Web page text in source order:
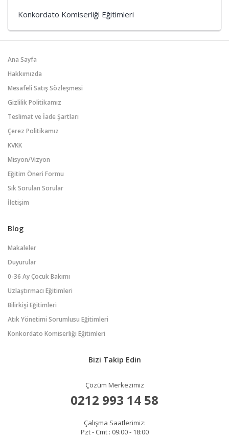
Konkordato Komiserliği Eğitimleri
Ana Sayfa
Hakkımızda
Mesafeli Satış Sözleşmesi
Gizlilik Politikamız
Teslimat ve İade Şartları
Çerez Politikamız
KVKK
Misyon/Vizyon
Eğitim Öneri Formu
Sık Sorulan Sorular
İletişim
Blog
Makaleler
Duyurular
0-36 Ay Çocuk Bakımı
Uzlaştırmacı Eğitimleri
Bilirkişi Eğitimleri
Atık Yönetimi Sorumlusu Eğitimleri
Konkordato Komiserliği Eğitimleri
Bizi Takip Edin
Çözüm Merkezimiz
0212 993 14 58
Çalışma Saatlerimiz:
Pzt - Cmt : 09:00 - 18:00